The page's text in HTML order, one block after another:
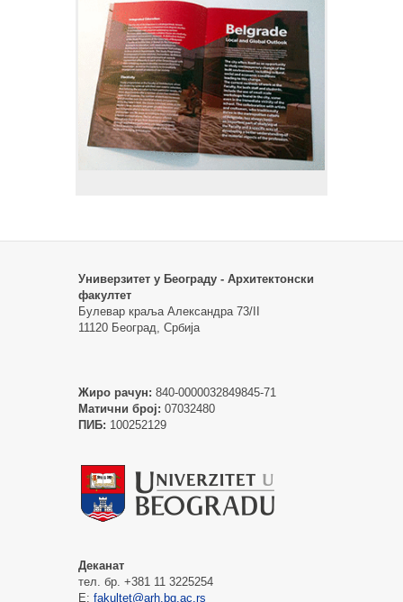
Универзитет у Београду - Архитектонски
факултет
Булевар краља Александра 73/II
11120 Београд, Србија
Жиро рачун: 840-0000032849845-71
Матични број: 07032480
ПИБ: 100252129
Деканат
тел. бр. +381 11 3225254
Е: fakultet@arh.bg.ac.rs